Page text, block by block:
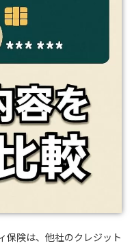
保険は、他社のクレジット